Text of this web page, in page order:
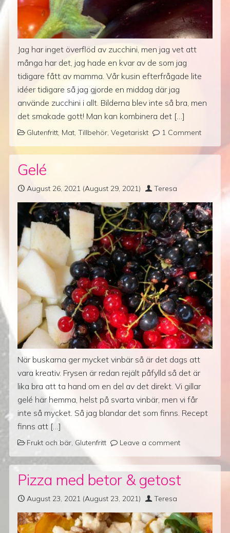
Jag har inget överflöd av zucchini, men jag vet att
många har det, jag hade en kvar av de som jag
tidigare fått av mamma. Vår kusin efterfrågade lite
idéer tidigare så jag gjorde en middag där jag
använde zucchini i allt. Bilderna blev inte så bra, men
det smakade gott! Man kan kombinera det […]
Glutenfritt, Mat, Tillbehör, Vegetariskt 1 Comment
Gelé
August 26, 2021 (August 29, 2021) Teresa
När buskarna ger mycket vinbär så är det dags att
vara kreativ. Frysen är redan rejält påfylld så det är
lika bra att ta hand om en del av det direkt. Vi gillar
gelé här hemma, helst på svarta vinbär, men vi får
inte så mycket. Så jag blandar det som finns. Recept
finns att […]
Frukt och bär, Glutenfritt Leave a comment
Pizza med betor & getost
August 23, 2021 (August 23, 2021) Teresa